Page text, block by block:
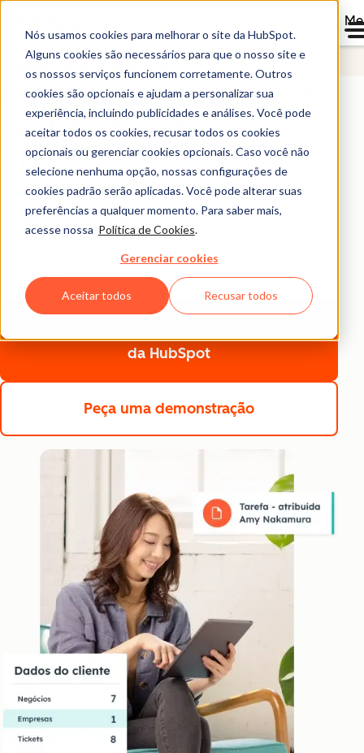
Nós usamos cookies para melhorar o site da HubSpot.
Alguns cookies são necessários para que o nosso site e
os nossos serviços funcionem corretamente. Outros
cookies são opcionais e ajudam a personalizar sua
experiência, incluindo publicidades e análises. Você pode
aceitar todos os cookies, recusar todos os cookies
opcionais ou gerenciar cookies opcionais. Caso você não
selecione nenhuma opção, nossas configurações de
cookies padrão serão aplicadas. Você pode alterar suas
preferências a qualquer momento. Para saber mais,
acesse nossa Política de Cookies.
Gerenciar cookies
Aceitar todos Recusar todos
Plataforma de Clientes Starter
Entenda e organize os
dados dos seus
clientes
Obtenha informações valiosas sobre os clientes
transferindo dados com facilidade, organizando
da HubSpot
Peça uma demonstração